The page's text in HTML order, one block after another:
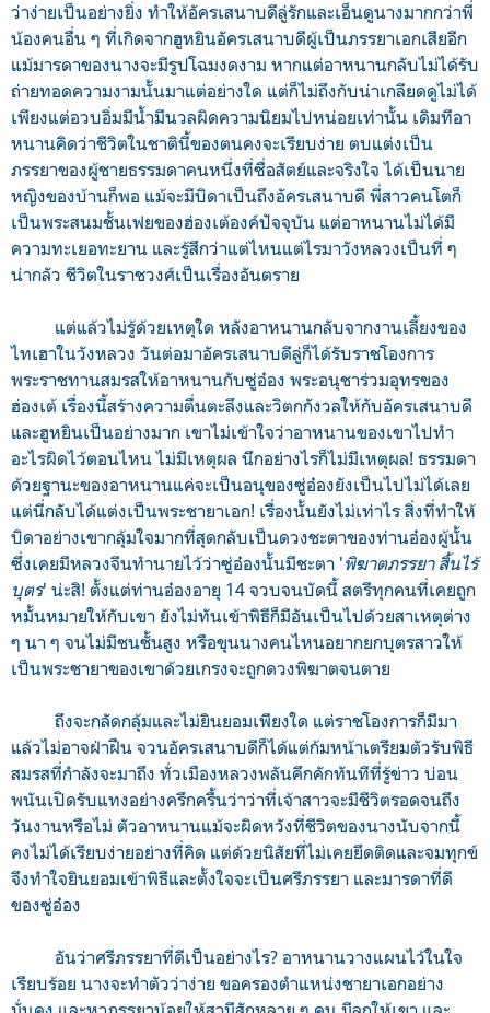
ว่าง่ายเป็นอย่างยิ่ง ทำให้อัครเสนาบดีลู่รักและเอ็นดูนางมากกว่าพี่
น้องคนอื่น ๆ ที่เกิดจากฮูหยินอัครเสนาบดีผู้เป็นภรรยาเอกเสียอีก
แม้มารดาของนางจะมีรูปโฉมงดงาม หากแต่อาหนานกลับไม่ได้รับ
ถ่ายทอดความงามนั้นมาแต่อย่างใด แต่ก็ไม่ถึงกับน่าเกลียดดูไม่ได้
เพียงแต่อวบอิ่มมีน้ำมีนวลผิดความนิยมไปหน่อยเท่านั้น เดิมทีอา
หนานคิดว่าชีวิตในชาตินี้ของตนคงจะเรียบง่าย ตบแต่งเป็น
ภรรยาของผู้ชายธรรมดาคนหนึ่งที่ซื่อสัตย์และจริงใจ ได้เป็นนาย
หญิงของบ้านก็พอ แม้จะมีบิดาเป็นถึงอัครเสนาบดี พี่สาวคนโตก็
เป็นพระสนมชั้นเฟยของฮ่องเต้องค์ปัจจุบัน แต่อาหนานไม่ได้มี
ความทะเยอทะยาน และรู้สึกว่าแต่ไหนแต่ไรมาวังหลวงเป็นที่ ๆ
น่ากลัว ชีวิตในราชวงศ์เป็นเรื่องอันตราย
แต่แล้วไม่รู้ด้วยเหตุใด หลังอาหนานกลับจากงานเลี้ยงของ
ไทเฮาในวังหลวง วันต่อมาอัครเสนาบดีลู่ก็ได้รับราชโองการ
พระราชทานสมรสให้อาหนานกับซู่อ๋อง พระอนุชาร่วมอุทรของ
ฮ่องเต้ เรื่องนี้สร้างความตื่นตะลึงและวิตกกังวลให้กับอัครเสนาบดี
และฮูหยินเป็นอย่างมาก เขาไม่เข้าใจว่าอาหนานของเขาไปทำ
อะไรผิดไว้ตอนไหน ไม่มีเหตุผล นึกอย่างไรก็ไม่มีเหตุผล! ธรรมดา
ด้วยฐานะของอาหนานแค่จะเป็นอนุของซู่อ๋องยังเป็นไปไม่ได้เลย
แต่นี่กลับได้แต่งเป็นพระชายาเอก! เรื่องนั้นยังไม่เท่าไร สิ่งที่ทำให้
บิดาอย่างเขากลุ้มใจมากที่สุดกลับเป็นดวงชะตาของท่านอ๋องผู้นั้น
ซึ่งเคยมีหลวงจีนทำนายไว้ว่าซู่อ๋องนั้นมีชะตา 'พิฆาตภรรยา สิ้นไร้
บุตร' น่ะสิ! ตั้งแต่ท่านอ๋องอายุ 14 จวบจนบัดนี้ สตรีทุกคนที่เคยถูก
หมั้นหมายให้กับเขา ยังไม่ทันเข้าพิธีก็มีอันเป็นไปด้วยสาเหตุต่าง
ๆ นา ๆ จนไม่มีชนชั้นสูง หรือขุนนางคนไหนอยากยกบุตรสาวให้
เป็นพระชายาของเขาด้วยเกรงจะถูกดวงพิฆาตจนตาย
ถึงจะกลัดกลุ้มและไม่ยินยอมเพียงใด แต่ราชโองการก็มีมา
แล้วไม่อาจฝ่าฝืน จวนอัครเสนาบดีก็ได้แต่ก้มหน้าเตรียมตัวรับพิธี
สมรสที่กำลังจะมาถึง ทั่วเมืองหลวงพลันคึกคักทันทีที่รู้ข่าว บ่อน
พนันเปิดรับแทงอย่างครึกครื้นว่าว่าที่เจ้าสาวจะมีชีวิตรอดจนถึง
วันงานหรือไม่ ตัวอาหนานแม้จะผิดหวังที่ชีวิตของนางนับจากนี้
คงไม่ได้เรียบง่ายอย่างที่คิด แต่ด้วยนิสัยที่ไม่เคยยึดติดและจมทุกข์
จึงทำใจยินยอมเข้าพิธีและตั้งใจจะเป็นศรีภรรยา และมารดาที่ดี
ของซู่อ๋อง
อันว่าศรีภรรยาที่ดีเป็นอย่างไร? อาหนานวางแผนไว้ในใจ
เรียบร้อย นางจะทำตัวว่าง่าย ขอครองตำแหน่งชายาเอกอย่าง